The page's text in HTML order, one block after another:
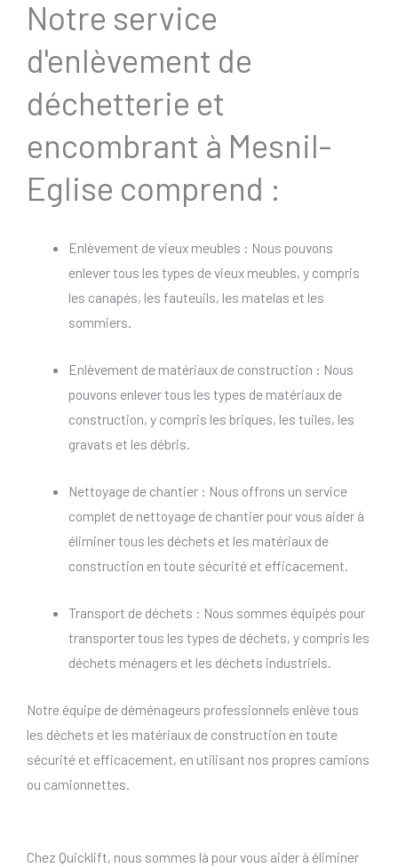
Notre service
d'enlèvement de
déchetterie et
encombrant à Mesnil-
Eglise comprend :
Enlèvement de vieux meubles : Nous pouvons
enlever tous les types de vieux meubles, y compris
les canapés, les fauteuils, les matelas et les
sommiers.
Enlèvement de matériaux de construction : Nous
pouvons enlever tous les types de matériaux de
construction, y compris les briques, les tuiles, les
gravats et les débris.
Nettoyage de chantier : Nous offrons un service
complet de nettoyage de chantier pour vous aider à
éliminer tous les déchets et les matériaux de
construction en toute sécurité et efficacement.
Transport de déchets : Nous sommes équipés pour
transporter tous les types de déchets, y compris les
déchets ménagers et les déchets industriels.
Notre équipe de déménageurs professionnels enlève tous
les déchets et les matériaux de construction en toute
sécurité et efficacement, en utilisant nos propres camions
ou camionnettes.
Chez Quicklift, nous sommes là pour vous aider à éliminer